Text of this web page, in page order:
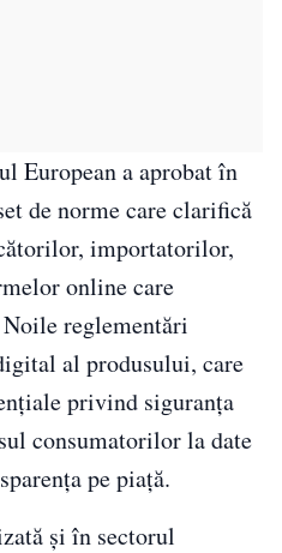
European a aprobat în
de norme care clarifică
importatorilor,
online care
reglementări
al produsului, care
privind siguranța
consumatorilor la date
pe piață.
și în sectorul